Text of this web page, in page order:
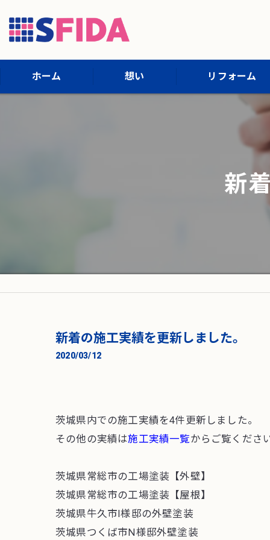
ホーム 想い リフォーム
施工までの流れ
新
新着の施工実績を更新しました。
2020/03/12
茨城県内での施工実績を4件更新しました。
その他の実績は施工実績一覧からご覧くださ
茨城県常総市の工場塗装【外壁】
茨城県常総市の工場塗装【屋根】
茨城県牛久市I様邸の外壁塗装
茨城県つくば市N様邸外壁塗装